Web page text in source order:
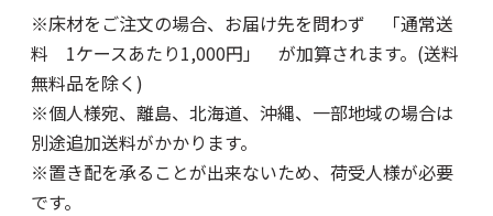
※床材をご注文の場合、お届け先を問わず 「通常送
料 1ケースあたり1,000円」 が加算されます。(送料
無料品を除く)
※個人様宛、離島、北海道、沖縄、一部地域の場合は
別途追加送料がかかります。
※置き配を承ることが出来ないため、荷受人様が必要
です。